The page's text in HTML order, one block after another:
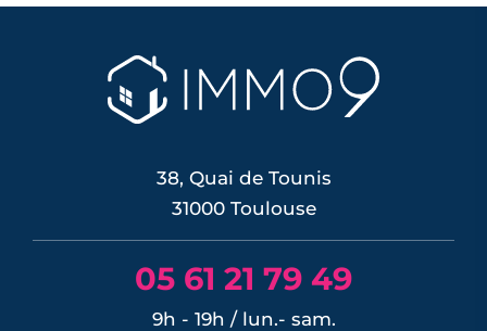
38, Quai de Tounis
31000 Toulouse
05 61 21 79 49
9h - 19h / lun.- sam.